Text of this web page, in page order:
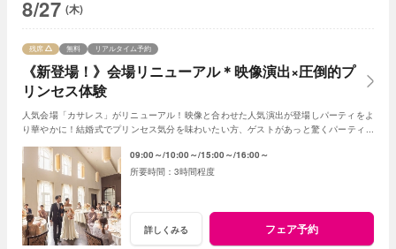
8/27 (木)
《新登場！》会場リニューアル＊映像演出×圧倒的プ
リンセス体験
残席 無料 リアルタイム予約
人気会場「カサレス」がリニューアル！映像と合わせた人気演出が登場しパーティをよ
り華やかに！結婚式でプリンセス気分を味わいたい方、ゲストがあっと驚くパーティを
09:00～ 10:00～ 15:00～ 16:00～
3時間程度
詳しくみる フェア予約